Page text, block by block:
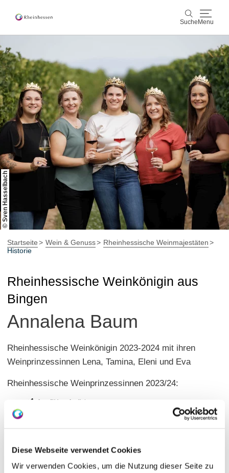
Diese Webseite verwendet Cookies
Wir verwenden Cookies, um die Nutzung dieser Seite zu
Suche Menu
Suche
Aktiv & Natur
Kultur & Städte
Veranstaltungen
Buchung & Service
ShopRheinhessen-Blog Karte
© Sven Hasselbach
Startseite Wein & Genuss
Rheinhessische Weinmajestäten
Historie
Rheinhessische Weinkönigin aus
Bingen
Annalena Baum
Rheinhessische Weinkönigin 2023-2024 mit ihren
Weinprinzessinnen Lena, Tamina, Eleni und Eva
Rheinhessische Weinprinzessinnen 2023/24:
Lena Göth aus Ingelheim